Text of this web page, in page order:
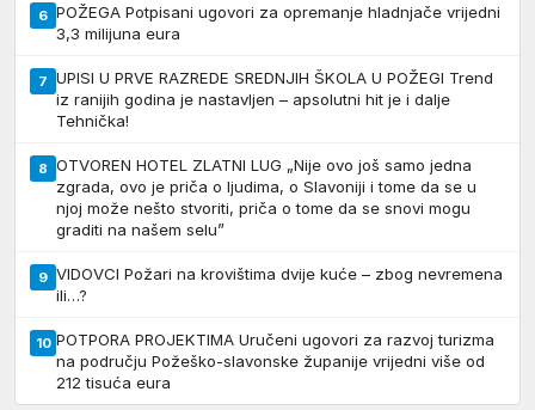
6 POŽEGA Potpisani ugovori za opremanje hladnjače vrijedni
3,3 milijuna eura
7 UPISI U PRVE RAZREDE SREDNJIH ŠKOLA U POŽEGI Trend
iz ranijih godina je nastavljen – apsolutni hit je i dalje
Tehnička!
8 OTVOREN HOTEL ZLATNI LUG „Nije ovo još samo jedna
zgrada, ovo je priča o ljudima, o Slavoniji i tome da se u
njoj može nešto stvoriti, priča o tome da se snovi mogu
graditi na našem selu”
9 VIDOVCI Požari na krovištima dvije kuće – zbog nevremena
ili…?
10 POTPORA PROJEKTIMA Uručeni ugovori za razvoj turizma
na području Požeško-slavonske županije vrijedni više od
212 tisuća eura